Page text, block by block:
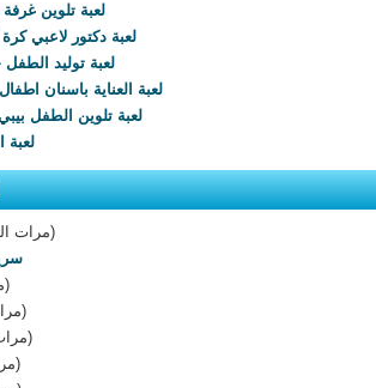
لعبة تلوين
لعبة دكتور لاعبي
لعبة توليد الطفل
لعبة العناية باسنان
لعبة تلوين الطفل
لعبة
(1 880 مرات اللعب)
(34 مرات اللعب)
(18 مرات اللعب)
(9 مرات اللعب)
(7 مرات اللعب)